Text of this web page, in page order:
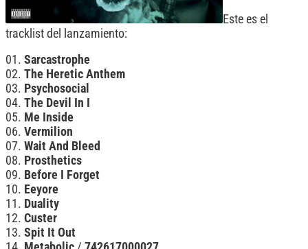
Este es el
tracklist del lanzamiento:
01. Sarcastrophe
02. The Heretic Anthem
03. Psychosocial
04. The Devil In I
05. Me Inside
06. Vermilion
07. Wait And Bleed
08. Prosthetics
09. Before I Forget
10. Eeyore
11. Duality
12. Custer
13. Spit It Out